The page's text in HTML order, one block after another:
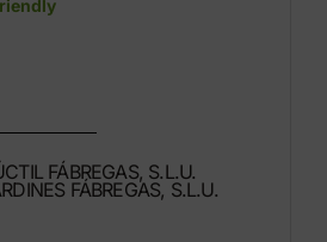
FÁBREGAS, S.L.U.
FÁBREGAS, S.L.U.